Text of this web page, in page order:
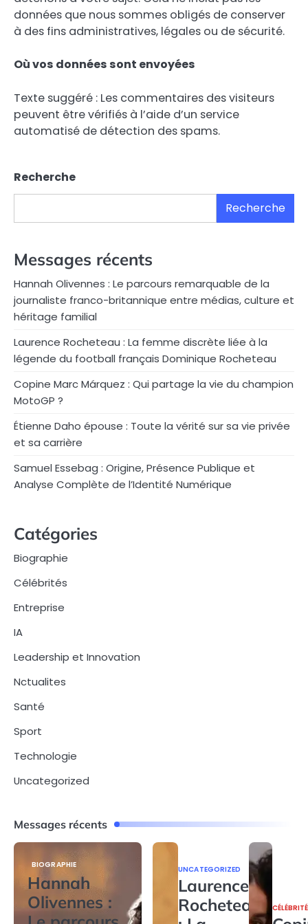
données que nous sommes obligés de conserver
à des fins administratives, légales ou de sécurité.
Où vos données sont envoyées
Texte suggéré : Les commentaires des visiteurs
peuvent être vérifiés à l’aide d’un service
automatisé de détection des spams.
Recherche
Recherche
Messages récents
Hannah Olivennes : Le parcours remarquable de la
journaliste franco-britannique entre médias, culture et
héritage familial
Laurence Rocheteau : La femme discrète liée à la
légende du football français Dominique Rocheteau
Copine Marc Márquez : Qui partage la vie du champion
MotoGP ?
Étienne Daho épouse : Toute la vérité sur sa vie privée
et sa carrière
Samuel Essebag : Origine, Présence Publique et
Analyse Complète de l’Identité Numérique
Catégories
Biographie
Célébrités
Entreprise
IA
Leadership et Innovation
Nctualites
Santé
Sport
Technologie
Uncategorized
Messages récents
BIOGRAPHIE
Hannah
Olivennes :
UNCATEGORIZED
Laurence
Rocheteau